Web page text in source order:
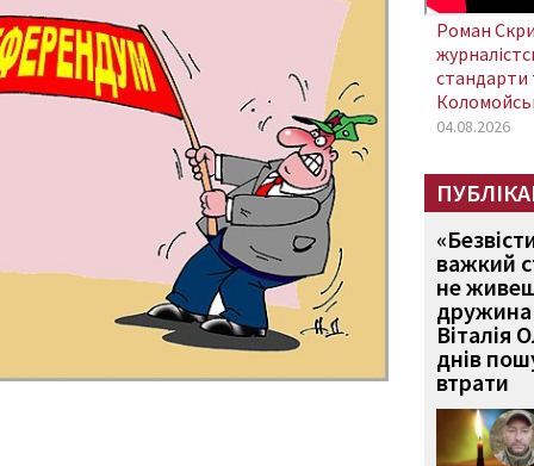
Роман
стандарти
04.08.2026
важкий
не
дружина
Віталія
днів
втрати